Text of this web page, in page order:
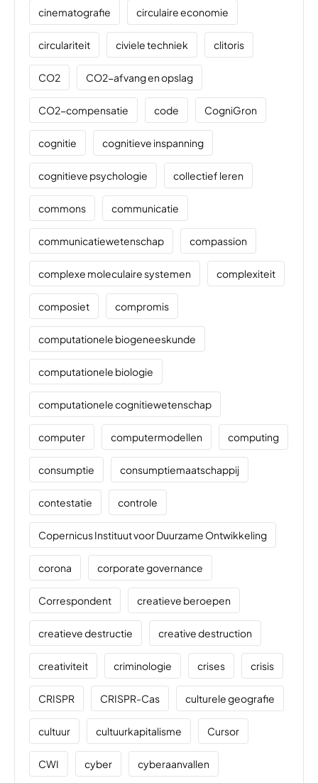
cinematografie circulaire economie
circulariteit civiele techniek clitoris
CO2 CO2-afvang en opslag
CO2-compensatie code CogniGron
cognitie cognitieve inspanning
cognitieve psychologie collectief leren
commons communicatie
communicatiewetenschap compassion
complexe moleculaire systemen complexiteit
composiet compromis
computationele biogeneeskunde
computationele biologie
computationele cognitiewetenschap
computer computermodellen computing
consumptie consumptiemaatschappij
contestatie controle
Copernicus Instituut voor Duurzame Ontwikkeling
corona corporate governance
Correspondent creatieve beroepen
creatieve destructie creative destruction
creativiteit criminologie crises crisis
CRISPR CRISPR-Cas culturele geografie
cultuur cultuurkapitalisme Cursor
CWI cyber cyberaanvallen